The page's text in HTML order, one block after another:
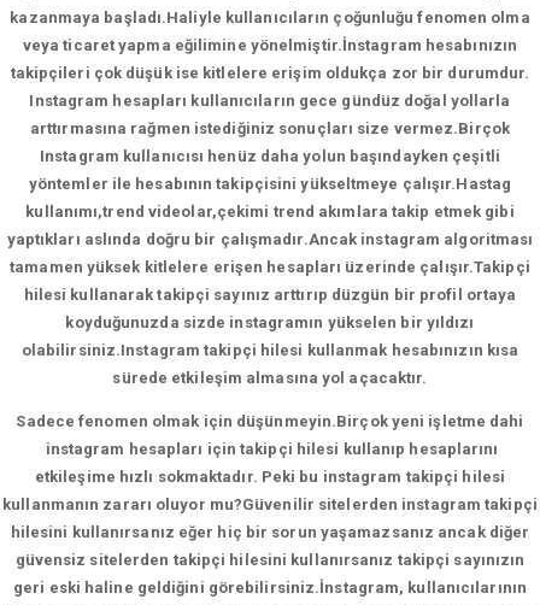
kazanmaya başladı.Haliyle kullanıcıların çoğunluğu fenomen olma
veya ticaret yapma eğilimine yönelmiştir.İnstagram hesabınızın
takipçileri çok düşük ise kitlelere erişim oldukça zor bir durumdur.
Instagram hesapları kullanıcıların gece gündüz doğal yollarla
arttırmasına rağmen istediğiniz sonuçları size vermez.Birçok
Instagram kullanıcısı henüz daha yolun başındayken çeşitli
yöntemler ile hesabının takipçisini yükseltmeye çalışır.Hastag
kullanımı,trend videolar,çekimi trend akımlara takip etmek gibi
yaptıkları aslında doğru bir çalışmadır.Ancak instagram algoritması
tamamen yüksek kitlelere erişen hesapları üzerinde çalışır.Takipçi
hilesi kullanarak takipçi sayınız arttırıp düzgün bir profil ortaya
koyduğunuzda sizde instagramın yükselen bir yıldızı
olabilirsiniz.Instagram takipçi hilesi kullanmak hesabınızın kısa
sürede etkileşim almasına yol açacaktır.
Sadece fenomen olmak için düşünmeyin.Birçok yeni işletme dahi
instagram hesapları için takipçi hilesi kullanıp hesaplarını
etkileşime hızlı sokmaktadır. Peki bu instagram takipçi hilesi
kullanmanın zararı oluyor mu?Güvenilir sitelerden instagram takipçi
hilesini kullanırsanız eğer hiç bir sorun yaşamazsanız ancak diğer
güvensiz sitelerden takipçi hilesini kullanırsanız takipçi sayınızın
geri eski haline geldiğini görebilirsiniz.İnstagram, kullanıcılarının